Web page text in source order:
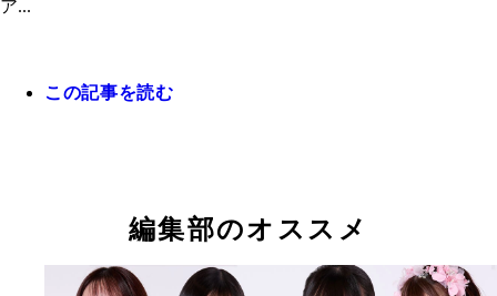
ア...
この記事を読む
編集部のオススメ